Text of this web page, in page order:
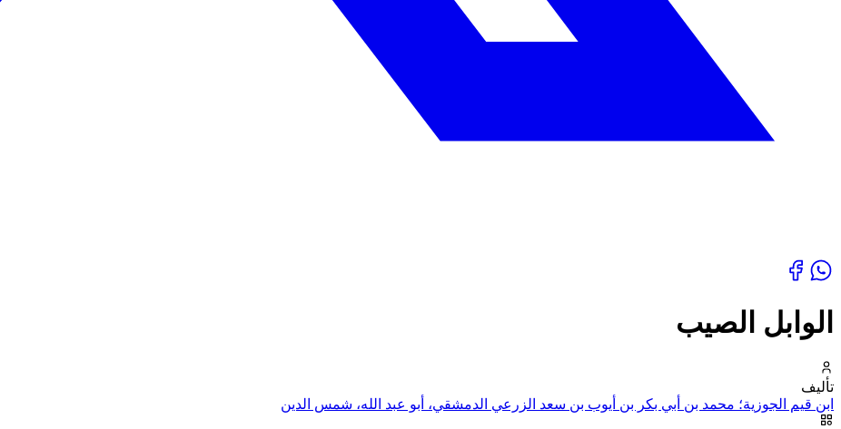
الوابل الصيب
تأليف
ابن قيم الجوزية؛ محمد بن أبي بكر بن أيوب بن سعد الزرعي الدمشقي، أبو عبد الله، شمس الدين